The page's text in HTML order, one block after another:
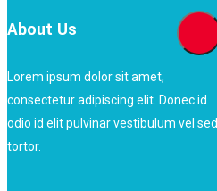
About Us
Lorem ipsum dolor sit amet,
consectetur adipiscing elit. Donec id
odio id elit pulvinar vestibulum vel sed
tortor.